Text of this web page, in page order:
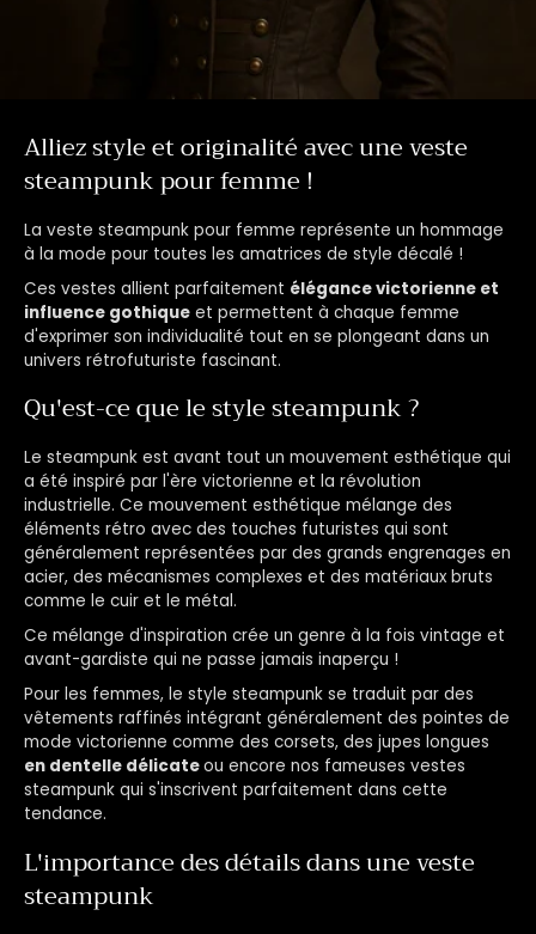
Alliez style et originalité avec une veste
steampunk pour femme !
La veste steampunk pour femme représente un hommage
à la mode pour toutes les amatrices de style décalé !
Ces vestes allient parfaitement élégance victorienne et
influence gothique et permettent à chaque femme
d'exprimer son individualité tout en se plongeant dans un
univers rétrofuturiste fascinant.
Qu'est-ce que le style steampunk ?
Le steampunk est avant tout un mouvement esthétique qui
a été inspiré par l'ère victorienne et la révolution
industrielle. Ce mouvement esthétique mélange des
éléments rétro avec des touches futuristes qui sont
généralement représentées par des grands engrenages en
acier, des mécanismes complexes et des matériaux bruts
comme le cuir et le métal.
Ce mélange d'inspiration crée un genre à la fois vintage et
avant-gardiste qui ne passe jamais inaperçu !
Pour les femmes, le style steampunk se traduit par des
vêtements raffinés intégrant généralement des pointes de
mode victorienne comme des corsets, des jupes longues
en dentelle délicateou encore nos fameuses vestes
steampunk qui s'inscrivent parfaitement dans cette
tendance.
L'importance des détails dans une veste
steampunk